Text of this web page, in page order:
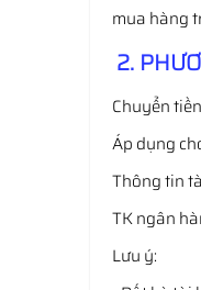
mua hàng
2.
Chuyển
Áp dụng
Thông tin
TK ngân
Lưu ý: